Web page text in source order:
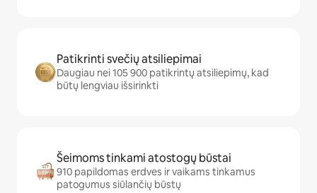
Patikrinti svečių atsiliepimai
Daugiau nei 105 900 patikrintų atsiliepimų, kad
būtų lengviau išsirinkti
Šeimoms tinkami atostogų būstai
910 papildomas erdves ir vaikams tinkamus
patogumus siūlančių būstų